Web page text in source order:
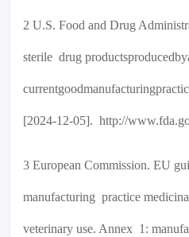
2 U.S. Food and Drug
sterile drug
[2024-12-05]. http://
3 European Commission. EU
manufacturing practice
veterinary use. Annex 1: